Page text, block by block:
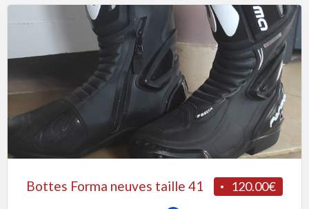
120.00€
Bottes Forma neuves taille 41